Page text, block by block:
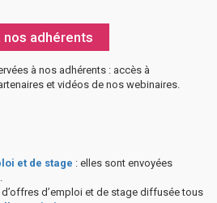
adhérents
à nos adhérents : accès à
et vidéos de nos webinaires.
et de stage : elles sont envoyées
d’emploi et de stage diffusée tous